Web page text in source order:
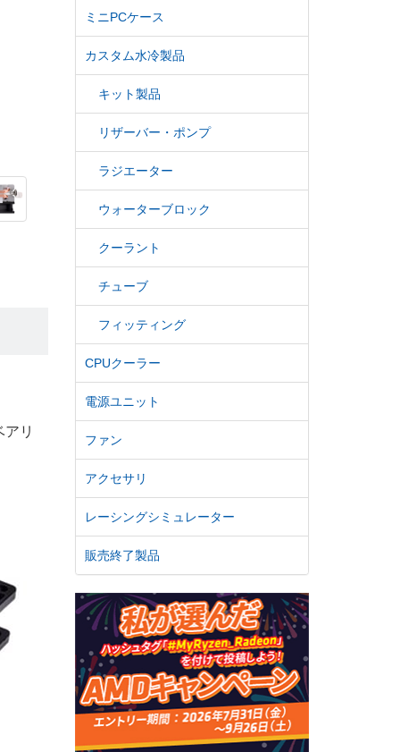
リ
ミニPCケース
カスタム水冷製品
キット製品
リザーバー・ポンプ
ラジエーター
ウォーターブロック
クーラント
チューブ
フィッティング
CPUクーラー
電源ユニット
ファン
アクセサリ
レーシングシミュレーター
販売終了製品